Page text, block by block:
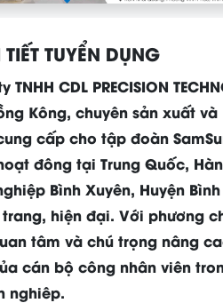
TUYỂN DỤNG
TNHH CDL PRECISION
Kông, chuyên sản xuất
cấp cho tập đoàn
đông tại Trung Quốc,
Bình Xuyên, Huyện
hiện đại. Với phương
tâm và chú trọng nâng
cán bộ công nhân viên
nghiêp.